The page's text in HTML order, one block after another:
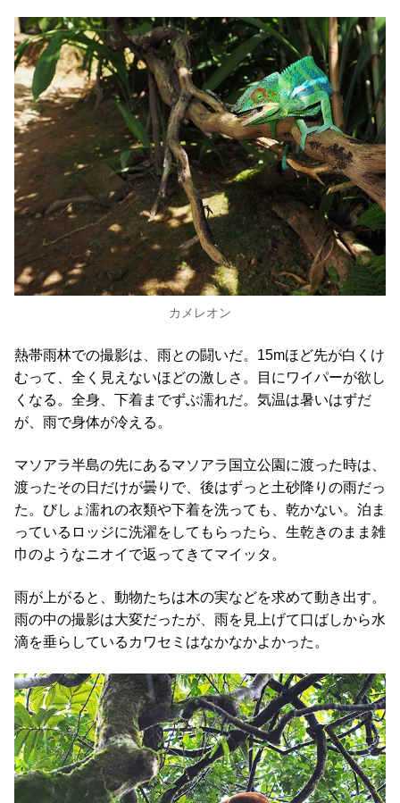
カメレオン
熱帯雨林での撮影は、雨との闘いだ。15mほど先が白くけ
むって、全く見えないほどの激しさ。目にワイパーが欲し
くなる。全身、下着までずぶ濡れだ。気温は暑いはずだ
が、雨で身体が冷える。
マソアラ半島の先にあるマソアラ国立公園に渡った時は、
渡ったその日だけが曇りで、後はずっと土砂降りの雨だっ
た。びしょ濡れの衣類や下着を洗っても、乾かない。泊ま
っているロッジに洗濯をしてもらったら、生乾きのまま雑
巾のようなニオイで返ってきてマイッタ。
雨が上がると、動物たちは木の実などを求めて動き出す。
雨の中の撮影は大変だったが、雨を見上げて口ばしから水
滴を垂らしているカワセミはなかなかよかった。